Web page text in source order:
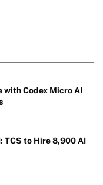
with Codex Micro AI
TCS to Hire 8,900 AI